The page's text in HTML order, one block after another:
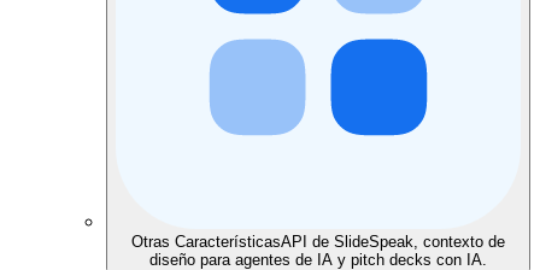
Otras CaracterísticasAPI de SlideSpeak, contexto de
diseño para agentes de IA y pitch decks con IA.